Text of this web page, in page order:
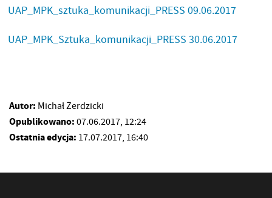
UAP_MPK_sztuka_komunikacji_PRESS 09.06.2017
UAP_MPK_Sztuka_komunikacji_PRESS 30.06.2017
Autor: Michał Żerdzicki
Opublikowano: 07.06.2017, 12:24
Ostatnia edycja: 17.07.2017, 16:40